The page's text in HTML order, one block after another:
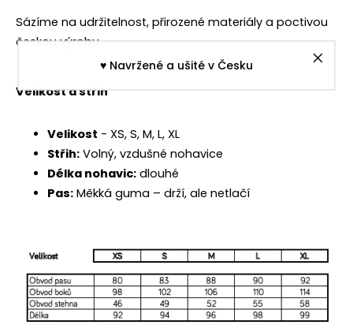
♥︎ Navržené a ušité v Česku
Sázíme na udržitelnost, přirozené materiály a poctivou
českou výrobu.
Velikost a střih
Velikost - XS, S, M, L, XL
Střih: Volný, vzdušné nohavice
Délka nohavic: dlouhé
Pas: Měkká guma – drží, ale netlačí